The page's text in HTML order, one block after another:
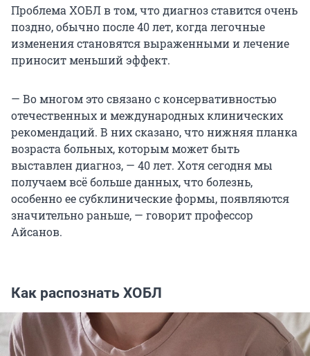
Проблема ХОБЛ в том, что диагноз ставится очень
поздно, обычно после 40 лет, когда легочные
изменения становятся выраженными и лечение
приносит меньший эффект.
— Во многом это связано с консервативностью
отечественных и международных клинических
рекомендаций. В них сказано, что нижняя планка
возраста больных, которым может быть
выставлен диагноз, — 40 лет. Хотя сегодня мы
получаем всё больше данных, что болезнь,
особенно ее субклинические формы, появляются
значительно раньше, — говорит профессор
Айсанов.
Как распознать ХОБЛ